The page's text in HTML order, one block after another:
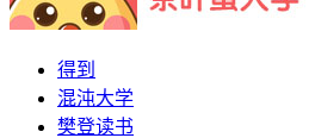
得到
混沌大学
樊登读书